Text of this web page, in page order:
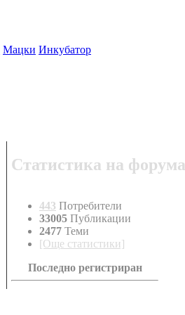
Мацки Инкубатор
Статистика на форума
443 Потребители
33005 Публикации
2477 Теми
[Още статистики]
Последно регистриран